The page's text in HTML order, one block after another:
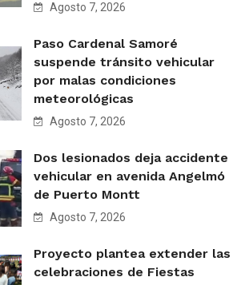
Agosto 7, 2026
Paso Cardenal Samoré
suspende tránsito vehicular
por malas condiciones
meteorológicas
Agosto 7, 2026
Dos lesionados deja accidente
vehicular en avenida Angelmó
de Puerto Montt
Agosto 7, 2026
Proyecto plantea extender las
celebraciones de Fiestas